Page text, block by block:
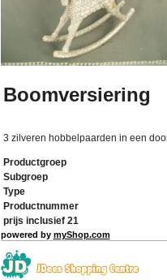
Boomversiering
3 zilveren hobbelpaarden in een
Productgroep
Subgroep
Type
Productnummer
prijs inclusief 21
powered by myShop.com